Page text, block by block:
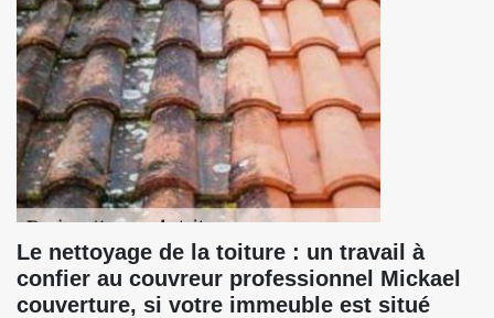
Le nettoyage de la toiture : un travail à
confier au couvreur professionnel Mickael
couverture, si votre immeuble est situé